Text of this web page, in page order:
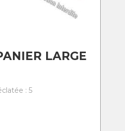
LARGE
: 5